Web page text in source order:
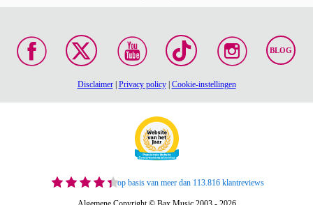
BLOG
Disclaimer| Privacy policy| Cookie-instellingen
op basis van meer dan 113.816 klantreviews